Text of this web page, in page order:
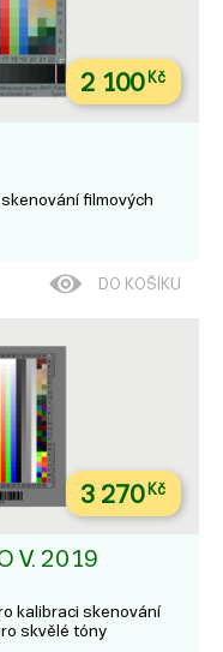
2 100Kč
filmových
DO KOŠÍKU
3 270Kč
V. 2019
kalibraci skenování
skvělé tóny